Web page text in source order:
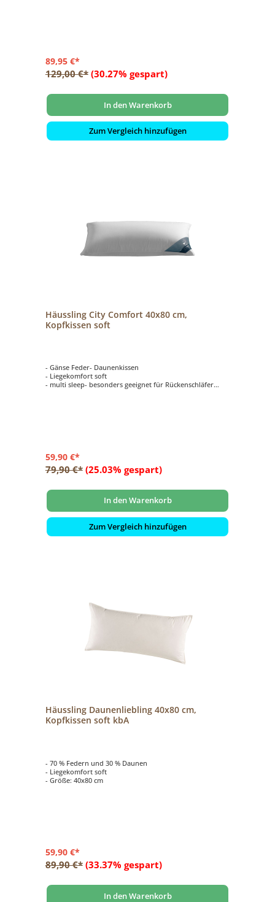
89,95 €*
129,00 €* (30.27% gespart)
In den Warenkorb
Zum Vergleich hinzufügen
Häussling City Comfort 40x80 cm,
Kopfkissen soft
- Gänse Feder- Daunenkissen
- Liegekomfort soft
- multi sleep- besonders geeignet für Rückenschläfer
59,90 €*
79,90 €* (25.03% gespart)
In den Warenkorb
Zum Vergleich hinzufügen
Häussling Daunenliebling 40x80 cm,
Kopfkissen soft kbA
- 70 % Federn und 30 % Daunen
- Liegekomfort soft
- Größe: 40x80 cm
59,90 €*
89,90 €* (33.37% gespart)
In den Warenkorb